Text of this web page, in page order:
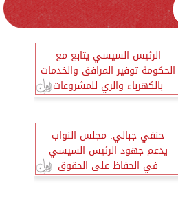
الرئيس السيسي يتابع مع
الحكومة توفير المرافق والخدمات
بالكهرباء والري للمشروعات
الزراعية
حنفي جبالي: مجلس النواب
يدعم جهود الرئيس السيسي
في الحفاظ على الحقوق
المشروعة للشعب الفلسطينيّ